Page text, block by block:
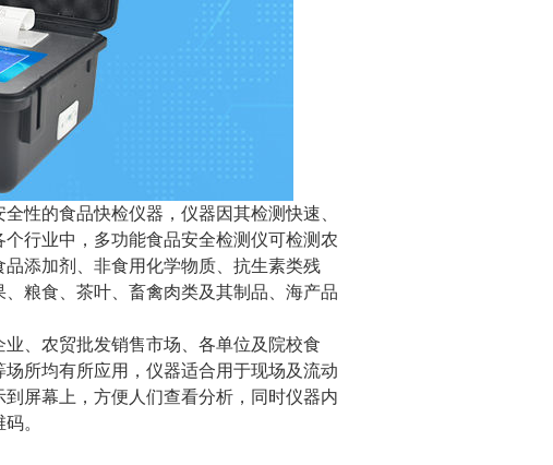
性的食品快检仪器，仪器因其检测快速、
行业中，多功能食品安全检测仪可检测农
添加剂、非食用化学物质、抗生素类残
粮食、茶叶、畜禽肉类及其制品、海产品
、农贸批发销售市场、各单位及院校食
所均有所应用，仪器适合用于现场及流动
屏幕上，方便人们查看分析，同时仪器内
。